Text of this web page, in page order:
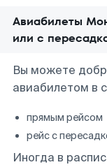
Авиабилеты
или с
Вы можете
авиабилетом в
прямым рейсом
рейс с
Иногда в